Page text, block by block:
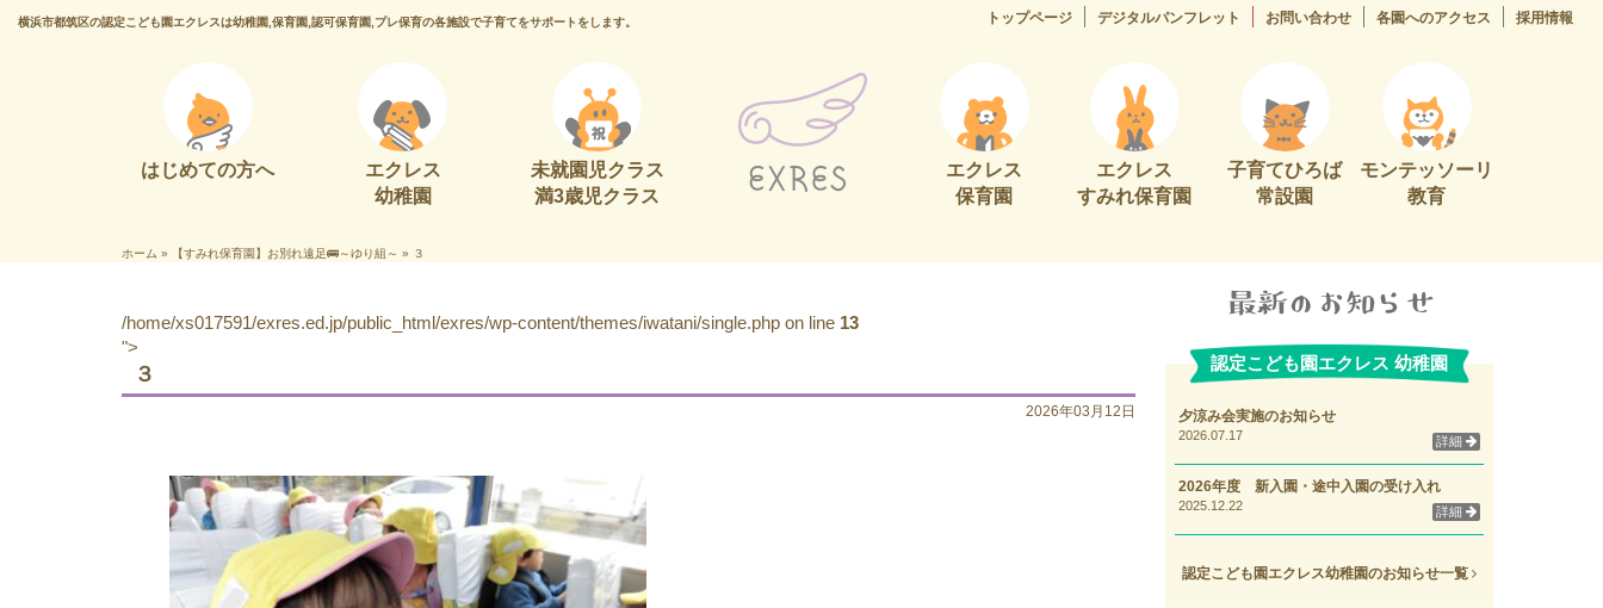
横浜市都筑区の認定こども園エクレスは幼稚園,保育園,認可保育園,プレ保育の各施設で子育てをサポートをします。 トップページ デジタルパンフレット お問い合わせ 各園へのアクセス 採用情報
はじめての方へ
エクレス
幼稚園
未就園児クラス
満3歳児クラス
エクレス
保育園
エクレス
すみれ保育園
子育てひろば
常設園
モンテッソーリ
教育
ホーム » 【すみれ保育園】お別れ遠足🚌～ゆり組～ » ３
/home/xs017591/exres.ed.jp/public_html/exres/wp-content/themes/iwatani/single.php on line 13
">
３
2026年03月12日
認定こども園エクレス 幼稚園
夕涼み会実施のお知らせ
2026.07.17 詳細
2026年度 新入園・途中入園の受け入れ
2025.12.22 詳細
認定こども園エクレス幼稚園のお知らせ一覧